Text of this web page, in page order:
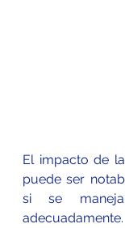
El impacto de
puede ser
si se